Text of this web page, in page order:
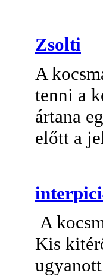
Zsolti
A
tenni a
ártana
előtt a
A
Kis